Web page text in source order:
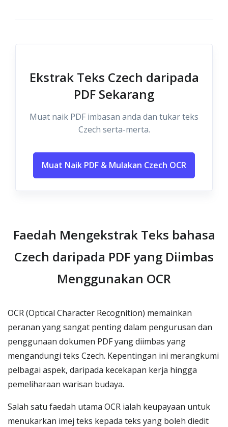
Ekstrak Teks Czech daripada
PDF Sekarang
Muat naik PDF imbasan anda dan tukar teks
Czech serta-merta.
Muat Naik PDF & Mulakan Czech OCR
Faedah Mengekstrak Teks bahasa
Czech daripada PDF yang Diimbas
Menggunakan OCR
OCR (Optical Character Recognition) memainkan
peranan yang sangat penting dalam pengurusan dan
penggunaan dokumen PDF yang diimbas yang
mengandungi teks Czech. Kepentingan ini merangkumi
pelbagai aspek, daripada kecekapan kerja hingga
pemeliharaan warisan budaya.
Salah satu faedah utama OCR ialah keupayaan untuk
menukarkan imej teks kepada teks yang boleh diedit